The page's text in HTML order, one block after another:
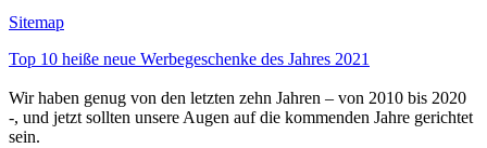
Sitemap
Top 10 heiße neue Werbegeschenke des Jahres 2021
Wir haben genug von den letzten zehn Jahren – von 2010 bis 2020
-, und jetzt sollten unsere Augen auf die kommenden Jahre gerichtet
sein.